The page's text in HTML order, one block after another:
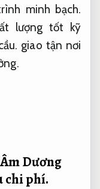
minh bạch.
lượng tốt kỹ
giao tận nơi
Dương
chi phí.